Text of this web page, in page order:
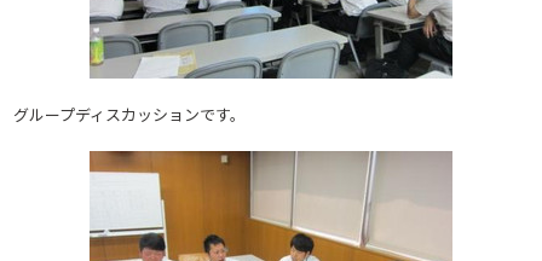
グループディスカッションです。